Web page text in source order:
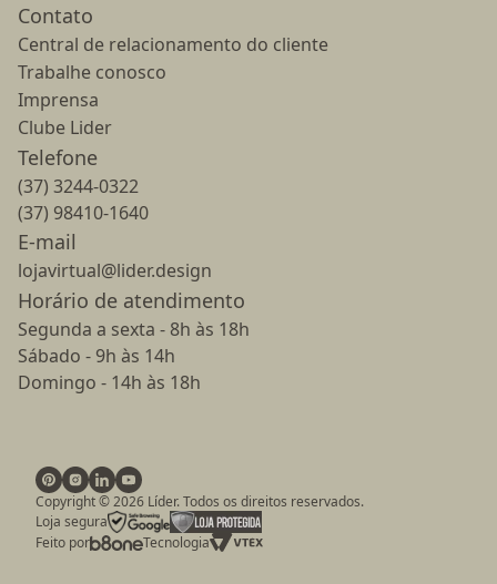
Contato
Central de relacionamento do cliente
Trabalhe conosco
Imprensa
Clube Lider
Telefone
(37) 3244-0322
(37) 98410-1640
E-mail
lojavirtual@lider.design
Horário de atendimento
Segunda a sexta - 8h às 18h
Sábado - 9h às 14h
Domingo - 14h às 18h
Copyright ©2026 Líder. Todos os direitos reservados.
Loja segura
Feito por
Tecnologia